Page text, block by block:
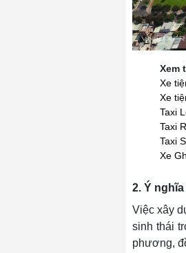
Xem
Xe
Xe
Taxi
Taxi
Taxi
Xe
2. Ý
Việc xây
sinh thái
phương,